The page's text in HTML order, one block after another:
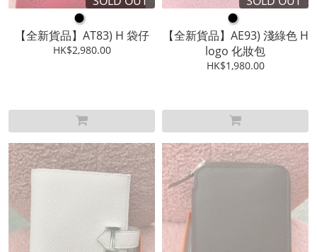
●
【全新貨品】AT83) H 袋仔
HK$2,980.00
●
【全新貨品】AE93) 淺綠色 H
logo 化妝包
HK$1,980.00